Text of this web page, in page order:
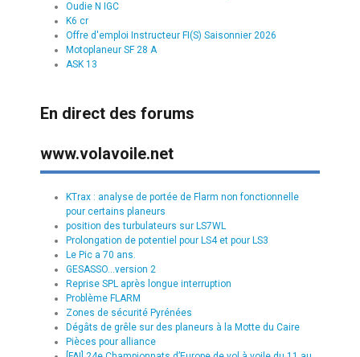
Oudie N IGC
K6 cr
Offre d'emploi Instructeur FI(S) Saisonnier 2026
Motoplaneur SF 28 A
ASK 13
En direct des forums
www.volavoile.net
KTrax : analyse de portée de Flarm non fonctionnelle
pour certains planeurs
position des turbulateurs sur LS7WL
Prolongation de potentiel pour LS4 et pour LS3
Le Pic a 70 ans.
GESASSO...version 2
Reprise SPL après longue interruption
Problème FLARM
Zones de sécurité Pyrénées
Dégâts de grêle sur des planeurs à la Motte du Caire
Pièces pour alliance